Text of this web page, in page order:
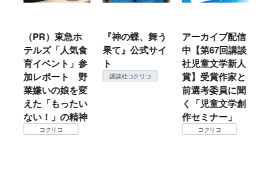
（PR）東急ホ
テルズ「人気食
育イベント」参
加レポート 野
菜嫌いの娘を変
えた「もったい
ない！」の精神
コクリコ
『神の蝶、舞う
果て』公式サイ
ト
講談社コクリコ
アーカイブ配信
中【第67回講談
社児童文学新人
賞】受賞作家と
前選考委員に聞
く「児童文学創
作セミナー」
コクリコ